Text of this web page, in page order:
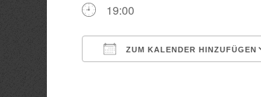
19:00
ZUM KALENDER HINZUFÜGEN